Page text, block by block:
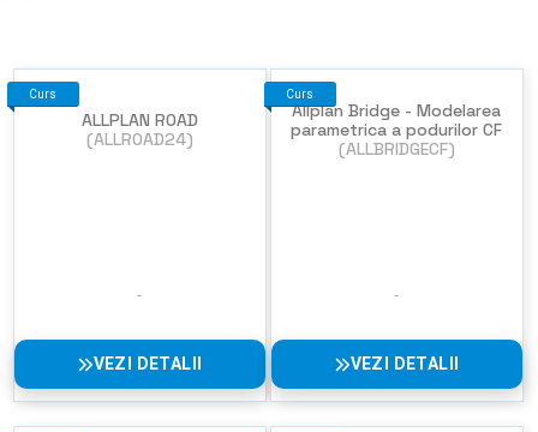
Curs
ALLPLAN ROAD
(ALLROAD24)
VEZI DETALII
Curs
Allplan Bridge - Modelarea
parametrica a podurilor CF
(ALLBRIDGECF)
VEZI DETALII